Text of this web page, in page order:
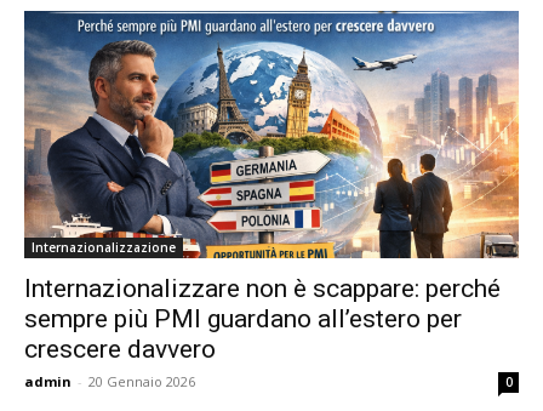
Internazionalizzazione
Internazionalizzare non è scappare: perché
sempre più PMI guardano all’estero per
crescere davvero
admin - 20 Gennaio 2026 0